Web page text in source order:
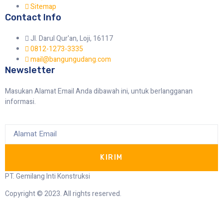
Sitemap
Contact Info
Jl. Darul Qur'an, Loji, 16117
0812-1273-3335
mail@bangungudang.com
Newsletter
Masukan Alamat Email Anda dibawah ini, untuk berlangganan
informasi.
KIRIM
PT. Gemilang Inti Konstruksi
Copyright © 2023. All rights reserved.